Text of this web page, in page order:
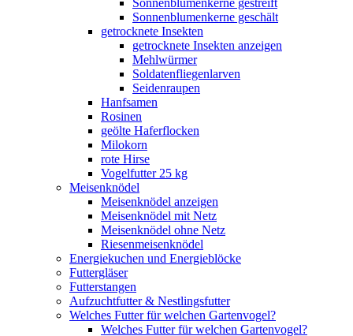
Sonnenblumenkerne gestreift
Sonnenblumenkerne geschält
getrocknete Insekten
getrocknete Insekten anzeigen
Mehlwürmer
Soldatenfliegenlarven
Seidenraupen
Hanfsamen
Rosinen
geölte Haferflocken
Milokorn
rote Hirse
Vogelfutter 25 kg
Meisenknödel
Meisenknödel anzeigen
Meisenknödel mit Netz
Meisenknödel ohne Netz
Riesenmeisenknödel
Energiekuchen und Energieblöcke
Futtergläser
Futterstangen
Aufzuchtfutter & Nestlingsfutter
Welches Futter für welchen Gartenvogel?
Welches Futter für welchen Gartenvogel?